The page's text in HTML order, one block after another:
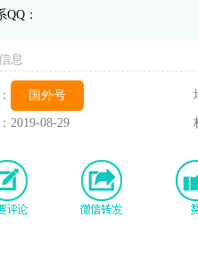
QQ：
息
国外号
2019-08-29